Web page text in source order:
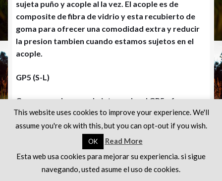
sujeta puño y acople al la vez. El acople es de
composite de fibra de vidrio y esta recubierto de
goma para ofrecer una comodidad extra y reducir
la presion tambien cuando estamos sujetos en el
acople.
GP5 (S-L)
Con un acople curvado integrado, el GP5 ofrece un
acople con dos posiciones de sujeccion lo que
permite una mayor versatilidad de posiciones
F
ac
X W
h
Bl
u
E
m
C
o
0
This website uses cookies to improve your experience. We'll
assume you're ok with this, but you can opt-out if you wish.
OK
Read More
Esta web usa cookies para mejorar su experiencia. si sigue
navegando, usted asume el uso de cookies.